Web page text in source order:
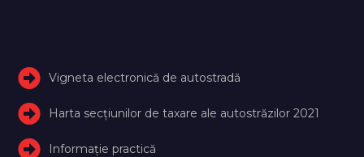
Vigneta electronică de autostradă
Harta secțiunilor de taxare ale autostrăzilor 2021
Informație practică